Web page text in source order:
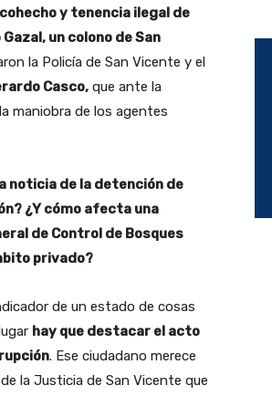
y tenencia ilegal de
Gazal, un colono de San
la Policía de San Vicente y el
Casco,que ante la
maniobra de los agentes
noticia de la detención de
¿Y cómo afecta una
de Control de Bosques
privado?
de un estado de cosas
hay que destacar el acto
. Ese ciudadano merece
la Justicia de San Vicente que